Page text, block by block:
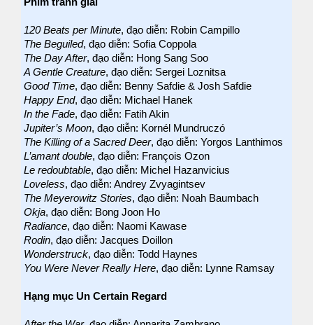
120 Beats per Minute, đạo diễn: Robin Campillo
The Beguiled, đạo diễn: Sofia Coppola
The Day After, đạo diễn: Hong Sang Soo
A Gentle Creature, đạo diễn: Sergei Loznitsa
Good Time, đạo diễn: Benny Safdie & Josh Safdie
Happy End, đạo diễn: Michael Hanek
In the Fade, đạo diễn: Fatih Akin
Jupiter’s Moon, đạo diễn: Kornél Mundruczó
The Killing of a Sacred Deer, đạo diễn: Yorgos Lanthimos
L’amant double, đạo diễn: François Ozon
Le redoubtable, đạo diễn: Michel Hazanvicius
Loveless, đạo diễn: Andrey Zvyagintsev
The Meyerowitz Stories, đạo diễn: Noah Baumbach
Okja, đạo diễn: Bong Joon Ho
Radiance, đạo diễn: Naomi Kawase
Rodin, đạo diễn: Jacques Doillon
Wonderstruck, đạo diễn: Todd Haynes
You Were Never Really Here, đạo diễn: Lynne Ramsay
Hạng mục Un Certain Regard